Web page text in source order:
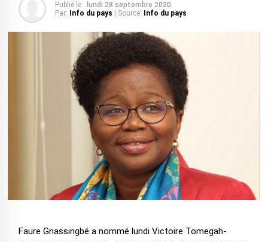
Publié le : lundi 28 septembre 2020
Par:
Info du pays | Source: Info du pays
Faure Gnassingbé a nommé lundi Victoire Tomegah-